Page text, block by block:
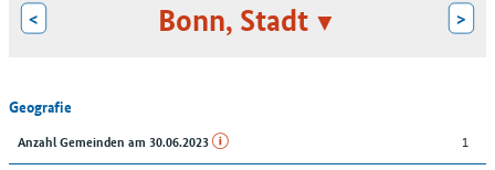
< Bonn, Stadt >
Geografie
Anzahl Gemeinden am 30.06.2023 1